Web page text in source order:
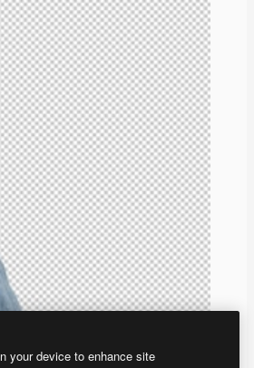
your device to enhance site